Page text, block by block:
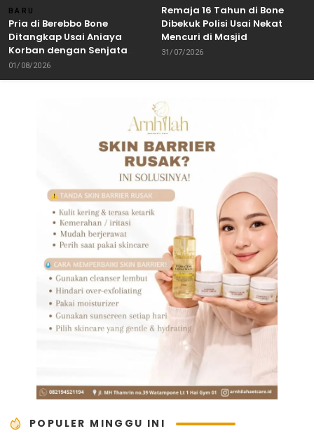
BARU
Pria di Berebbo Bone
Ditangkap Usai Aniaya
Korban dengan Senjata
Tajam
01/08/2026
Remaja 16 Tahun di Bone
Dibekuk Polisi Usai Nekat
Mencuri di Masjid
31/07/2026
POPULER MINGGU INI